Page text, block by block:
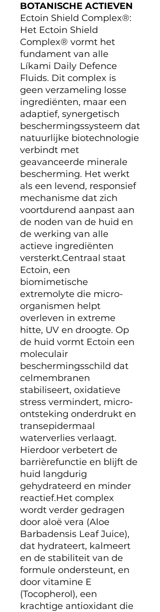
BOTANISCHE ACTIEVEN
Ectoin Shield Complex®:
Het Ectoin Shield
Complex® vormt het
fundament van alle
Líkami Daily Defence
Fluids. Dit complex is
geen verzameling losse
ingrediënten, maar een
adaptief, synergetisch
beschermingssysteem dat
natuurlijke biotechnologie
verbindt met
geavanceerde minerale
bescherming. Het werkt
als een levend, responsief
mechanisme dat zich
voortdurend aanpast aan
de noden van de huid en
de werking van alle
actieve ingrediënten
versterkt.Centraal staat
Ectoin, een
biomimetische
extremolyte die micro-
organismen helpt
overleven in extreme
hitte, UV en droogte. Op
de huid vormt Ectoin een
moleculair
beschermingsschild dat
celmembranen
stabiliseert, oxidatieve
stress vermindert, micro-
ontsteking onderdrukt en
transepidermaal
waterverlies verlaagt.
Hierdoor verbetert de
barrièrefunctie en blijft de
huid langdurig
gehydrateerd en minder
reactief.Het complex
wordt verder gedragen
door aloë vera (Aloe
Barbadensis Leaf Juice),
dat hydrateert, kalmeert
en de stabiliteit van de
formule ondersteunt, en
door vitamine E
(Tocopherol), een
krachtige antioxidant die